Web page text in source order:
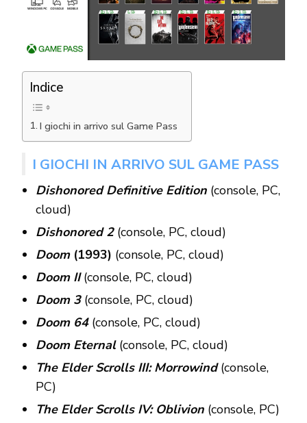
Indice
I giochi in arrivo sul Game Pass
I GIOCHI IN ARRIVO SUL GAME PASS
Dishonored Definitive Edition (console, PC,
cloud)
Dishonored 2 (console, PC, cloud)
Doom (1993) (console, PC, cloud)
Doom II(console, PC, cloud)
Doom 3 (console, PC, cloud)
Doom 64 (console, PC, cloud)
Doom Eternal (console, PC, cloud)
The Elder Scrolls III: Morrowind(console,
PC)
The Elder Scrolls IV: Oblivion (console, PC)